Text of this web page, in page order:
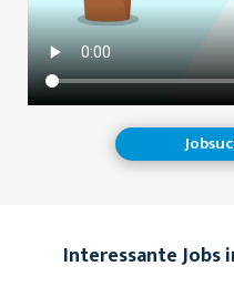
Interessante Jobs